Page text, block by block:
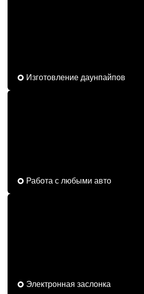
Изготовление даунпайпов
Работа с любыми авто
Электронная заслонка